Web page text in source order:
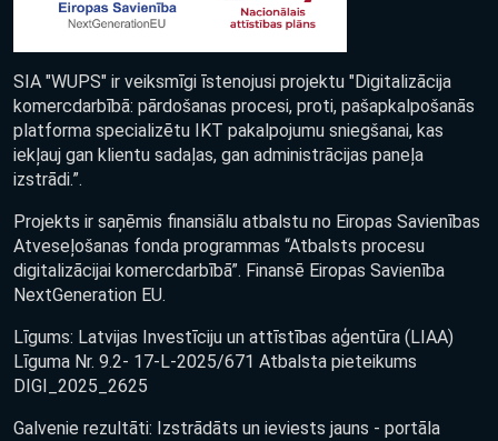
SIA "WUPS" ir veiksmīgi īstenojusi projektu "Digitalizācija
komercdarbībā: pārdošanas procesi, proti, pašapkalpošanās
platforma specializētu IKT pakalpojumu sniegšanai, kas
iekļauj gan klientu sadaļas, gan administrācijas paneļa
izstrādi.”.
Projekts ir saņēmis finansiālu atbalstu no Eiropas Savienības
Atveseļošanas fonda programmas “Atbalsts procesu
digitalizācijai komercdarbībā”. Finansē Eiropas Savienība
NextGeneration EU.
Līgums: Latvijas Investīciju un attīstības aģentūra (LIAA)
Līguma Nr. 9.2- 17-L-2025/671 Atbalsta pieteikums
DIGI_2025_2625
Galvenie rezultāti: Izstrādāts un ieviests jauns - portāla